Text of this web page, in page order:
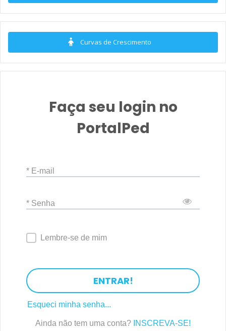
Curvas de Crescimento
Faça seu login no
PortalPed
* E-mail
* Senha
Lembre-se de mim
ENTRAR!
Esqueci minha senha...
Ainda não tem uma conta? INSCREVA-SE!